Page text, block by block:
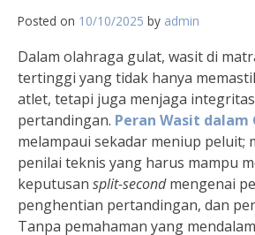
Posted on 10/10/2025 by admin
Dalam olahraga gulat, wasit di
tertinggi yang tidak hanya
atlet, tetapi juga menjaga
pertandingan. Peran Wasit dalam
melampaui sekadar meniup peluit;
penilai teknis yang harus mampu
keputusan split-secondmengenai
penghentian pertandingan, dan
Tanpa pemahaman yang